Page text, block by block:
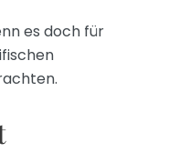
es doch für